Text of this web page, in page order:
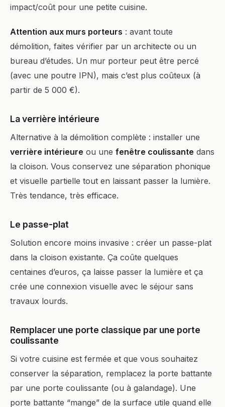
impact/coût pour une petite cuisine.
Attention aux murs porteurs : avant toute
démolition, faites vérifier par un architecte ou un
bureau d’études. Un mur porteur peut être percé
(avec une poutre IPN), mais c’est plus coûteux (à
partir de 5 000 €).
La verrière intérieure
Alternative à la démolition complète : installer une
verrière intérieure ou une fenêtre coulissante dans
la cloison. Vous conservez une séparation phonique
et visuelle partielle tout en laissant passer la lumière.
Très tendance, très efficace.
Le passe-plat
Solution encore moins invasive : créer un passe-plat
dans la cloison existante. Ça coûte quelques
centaines d’euros, ça laisse passer la lumière et ça
crée une connexion visuelle avec le séjour sans
travaux lourds.
Remplacer une porte classique par une porte
coulissante
Si votre cuisine est fermée et que vous souhaitez
conserver la séparation, remplacez la porte battante
par une porte coulissante (ou à galandage). Une
porte battante “mange” de la surface utile quand elle